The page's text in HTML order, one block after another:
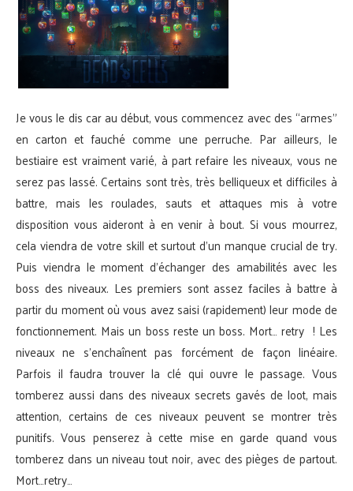
Je vous le dis car au début, vous commencez avec des “armes”
en carton et fauché comme une perruche. Par ailleurs, le
bestiaire est vraiment varié, à part refaire les niveaux, vous ne
serez pas lassé. Certains sont très, très belliqueux et difficiles à
battre, mais les roulades, sauts et attaques mis à votre
disposition vous aideront à en venir à bout. Si vous mourrez,
cela viendra de votre skill et surtout d’un manque crucial de try.
Puis viendra le moment d’échanger des amabilités avec les
boss des niveaux. Les premiers sont assez faciles à battre à
partir du moment où vous avez saisi (rapidement) leur mode de
fonctionnement. Mais un boss reste un boss. Mort… retry ! Les
niveaux ne s’enchaînent pas forcément de façon linéaire.
Parfois il faudra trouver la clé qui ouvre le passage. Vous
tomberez aussi dans des niveaux secrets gavés de loot, mais
attention, certains de ces niveaux peuvent se montrer très
punitifs. Vous penserez à cette mise en garde quand vous
tomberez dans un niveau tout noir, avec des pièges de partout.
Mort…retry…